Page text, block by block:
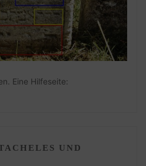
Eine Hilfeseite:
UND